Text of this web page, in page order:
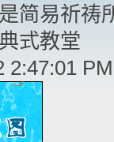
简易祈祷
式教堂
2:47:01 PM